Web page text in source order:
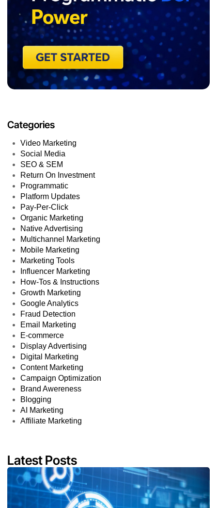
Categories
Video Marketing
Social Media
SEO & SEM
Return On Investment
Programmatic
Platform Updates
Pay-Per-Click
Organic Marketing
Native Advertising
Multichannel Marketing
Mobile Marketing
Marketing Tools
Influencer Marketing
How-Tos & Instructions
Growth Marketing
Google Analytics
Fraud Detection
Email Marketing
E-commerce
Display Advertising
Digital Marketing
Content Marketing
Campaign Optimization
Brand Awereness
Blogging
AI Marketing
Affiliate Marketing
Latest Posts